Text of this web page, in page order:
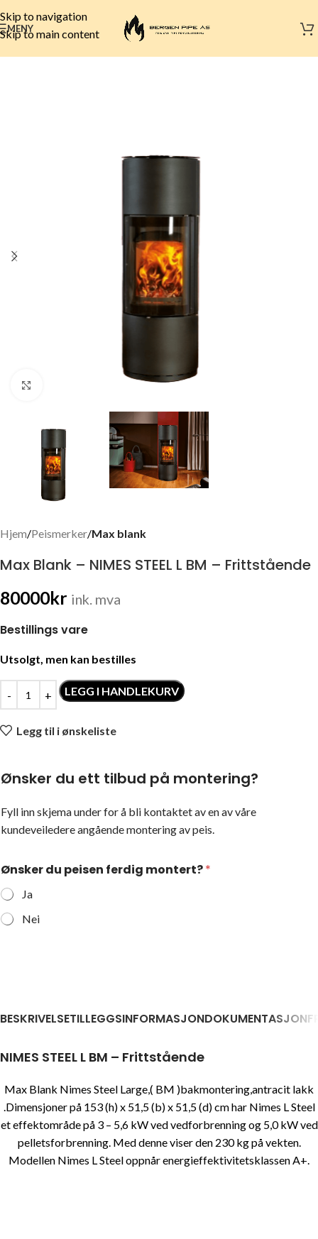
Skip to navigation
Skip to main content
MENY
Hjem Peismerker Max blank
Max Blank – NIMES STEEL L BM – Frittstående
80000kr ink. mva
Bestillings vare
Utsolgt, men kan bestilles
LEGG I HANDLEKURV
Legg til i ønskeliste
Ønsker du ett tilbud på montering?
Fyll inn skjema under for å bli kontaktet av en av våre
kundeveiledere angående montering av peis.
Ønsker du peisen ferdig montert?*
Ja
Nei
BESKRIVELSETILLEGGSINFORMASJONDOKUMENTASJON
NIMES STEEL L BM – Frittstående
Max Blank Nimes Steel Large,( BM )bakmontering,antracit lakk
.Dimensjoner på 153 (h) x 51,5 (b) x 51,5 (d) cm har Nimes L Steel
et effektområde på 3 – 5,6 kW ved vedforbrenning og 5,0 kW ved
pelletsforbrenning. Med denne viser den 230 kg på vekten.
Modellen Nimes L Steel oppnår energieffektivitetsklassen A+.